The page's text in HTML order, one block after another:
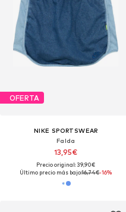
OFERTA
NIKE SPORTSWEAR
Falda
13,95€
Precio original: 39,90€
Último precio más bajo:16,74€-16%